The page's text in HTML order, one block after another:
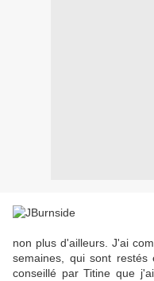
non plus d'ailleurs. J'ai
semaines, qui sont
conseillé par Titine que